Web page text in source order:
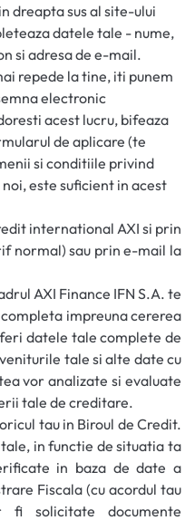
dreapta sus al site-ului
datele tale - nume,
si adresa de e-mail.
repede la tine, iti punem
electronic
acest lucru, bifeaza
de aplicare (te
si conditiile privind
este suficient in acest
international AXI si prin
normal) sau prin e-mail la
AXI Finance IFN S.A. te
impreuna cererea
datele tale complete de
tale si alte date cu
vor analizate si evaluate
tale de creditare.
tau in Biroul de Credit.
in functie de situatia ta
in baza de date a
Fiscala (cu acordul tau
solicitate documente